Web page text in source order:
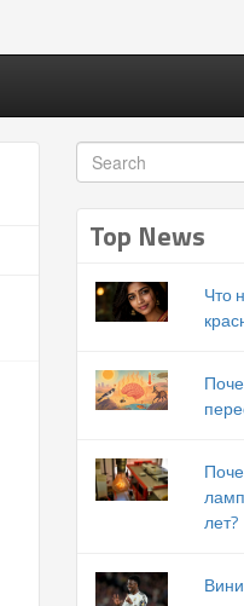
Top News
Что
лет?